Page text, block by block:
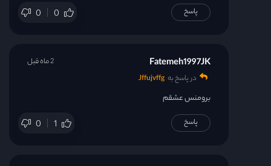
0 0 پاسخ
Fatemeh1997JK
در پاسخ به Jffujvffg
برومنس عشقم
0 1
2 ماه قبل
پاسخ